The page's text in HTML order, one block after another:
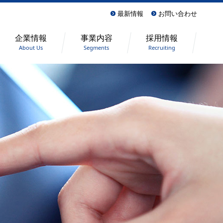
お問い合わせ
最新情報
企業情報
About Us
事業内容
Segments
採用情報
Recruiting